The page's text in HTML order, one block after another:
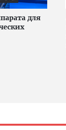
для